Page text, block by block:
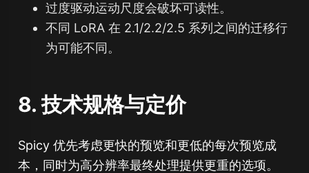
过度驱动运动尺度会破坏可读性。
不同 LoRA 在 2.1/2.2/2.5 系列之间的迁移行
为可能不同。
8. 技术规格与定价
Spicy 优先考虑更快的预览和更低的每次预览成
本，同时为高分辨率最终处理提供更重的选项。